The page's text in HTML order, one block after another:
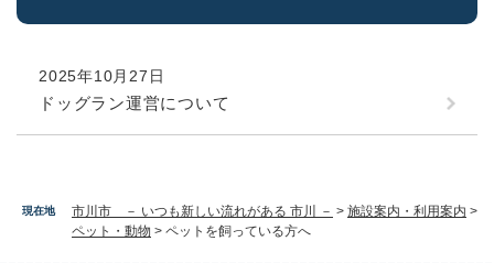
現在地 市川市 － いつも新しい流れがある 市川 － > 施設案内・利用案内 >
ペット・動物 > ペットを飼っている方へ
2025年10月27日
ドッグラン運営について